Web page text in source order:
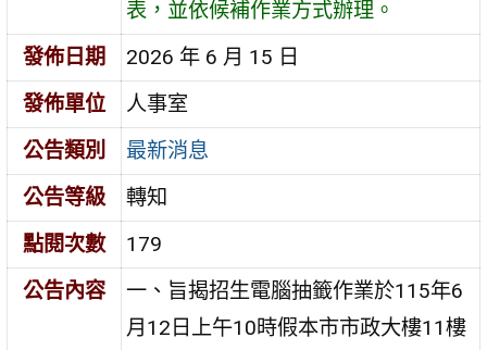
表，並依候補作業方式辦理。
發佈日期
2026 年 6 月 15 日
發佈單位
人事室
公告類別
最新消息
公告等級
轉知
點閱次數
179
公告內容
一、旨揭招生電腦抽籤作業於115年6
月12日上午10時假本市市政大樓11樓